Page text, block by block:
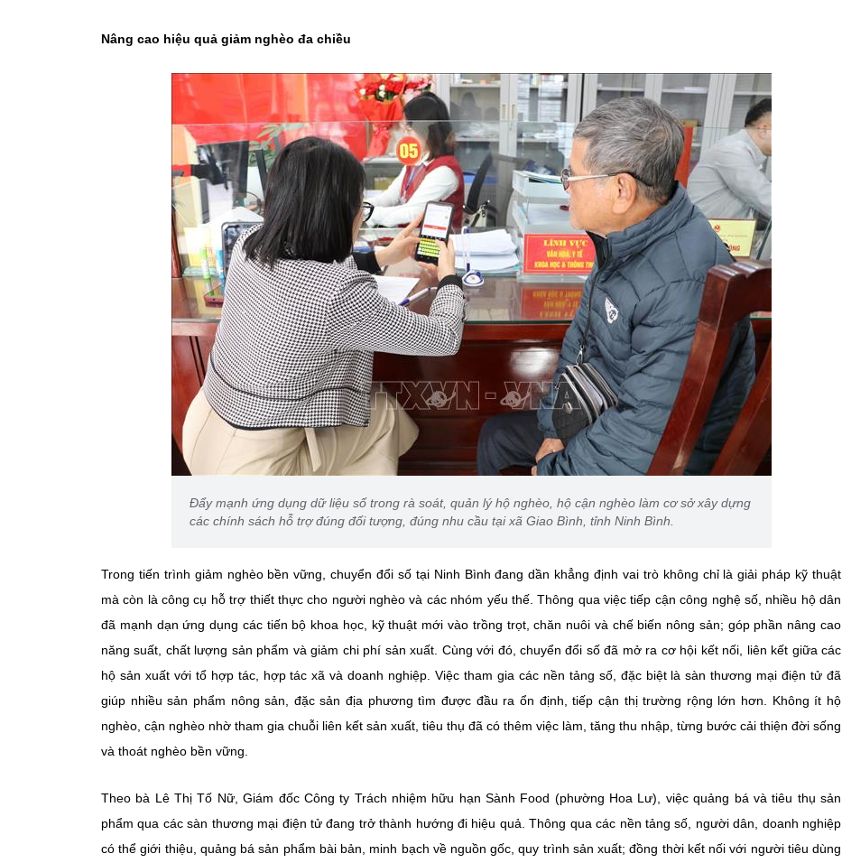
Nâng cao hiệu quả giảm nghèo đa chiều
Đẩy mạnh ứng dụng dữ liệu số trong rà soát, quản lý hộ nghèo, hộ cận nghèo làm cơ sở xây dựng
các chính sách hỗ trợ đúng đối tượng, đúng nhu cầu tại xã Giao Bình, tỉnh Ninh Bình.
Trong tiến trình giảm nghèo bền vững, chuyển đổi số tại Ninh Bình đang dần khẳng định vai trò không chỉ là giải pháp kỹ thuật
mà còn là công cụ hỗ trợ thiết thực cho người nghèo và các nhóm yếu thế. Thông qua việc tiếp cận công nghệ số, nhiều hộ dân
đã mạnh dạn ứng dụng các tiến bộ khoa học, kỹ thuật mới vào trồng trọt, chăn nuôi và chế biến nông sản; góp phần nâng cao
năng suất, chất lượng sản phẩm và giảm chi phí sản xuất. Cùng với đó, chuyển đổi số đã mở ra cơ hội kết nối, liên kết giữa các
hộ sản xuất với tổ hợp tác, hợp tác xã và doanh nghiệp. Việc tham gia các nền tảng số, đặc biệt là sàn thương mại điện tử đã
giúp nhiều sản phẩm nông sản, đặc sản địa phương tìm được đầu ra ổn định, tiếp cận thị trường rộng lớn hơn. Không ít hộ
nghèo, cận nghèo nhờ tham gia chuỗi liên kết sản xuất, tiêu thụ đã có thêm việc làm, tăng thu nhập, từng bước cải thiện đời sống
và thoát nghèo bền vững.
Theo bà Lê Thị Tố Nữ, Giám đốc Công ty Trách nhiệm hữu hạn Sành Food (phường Hoa Lư), việc quảng bá và tiêu thụ sản
phẩm qua các sàn thương mại điện tử đang trở thành hướng đi hiệu quả. Thông qua các nền tảng số, người dân, doanh nghiệp
có thể giới thiệu, quảng bá sản phẩm bài bản, minh bạch về nguồn gốc, quy trình sản xuất; đồng thời kết nối với người tiêu dùng